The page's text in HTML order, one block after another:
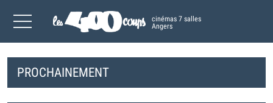
cinémas 7 salles
Angers
PROCHAINEMENT